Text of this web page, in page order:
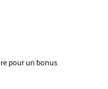
pour un bonus